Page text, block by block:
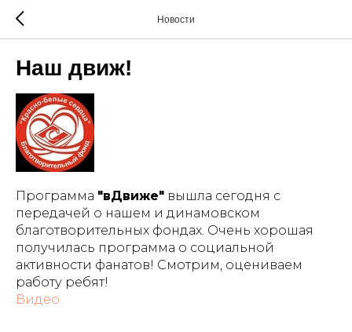
Новости
Наш движ!
Программа "вДвиже" вышла сегодня с
передачей о нашем и динамовском
благотворительных фондах. Очень хорошая
получилась программа о социальной
активности фанатов! Смотрим, оцениваем
работу ребят!
Видео